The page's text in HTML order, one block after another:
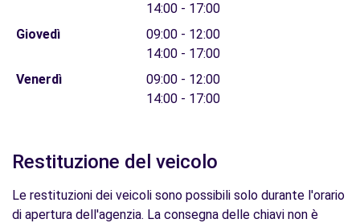
14:00 - 17:00
Giovedì
09:00 - 12:00
14:00 - 17:00
Venerdì
09:00 - 12:00
14:00 - 17:00
Restituzione del veicolo
Le restituzioni dei veicoli sono possibili solo durante l'orario
di apertura dell'agenzia. La consegna delle chiavi non è